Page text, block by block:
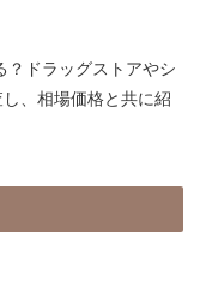
？ドラッグストアやシ
、相場価格と共に紹